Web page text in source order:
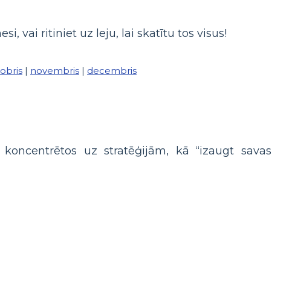
vai ritiniet uz leju, lai skatītu tos visus!
| novembris | decembris
uz stratēģijām, kā “izaugt savas